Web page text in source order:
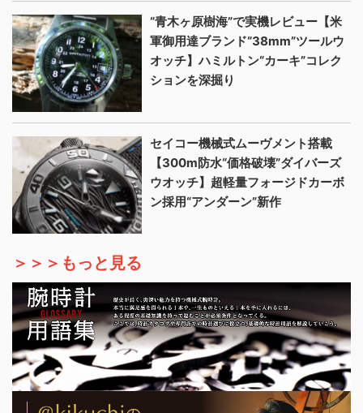
“青木ヶ原樹海”で実機レビュー【米
軍御用達ブランド“38mm”ツールウ
オッチ】ハミルトン“カーキ”コレク
ションを深掘り
セイコー機械式ムーヴメント搭載
【300m防水“価格破壊”ダイバーズ
ウオッチ】超軽量フォージドカーボ
ン採用“アンダーン”新作
＞＞＞もっと見る